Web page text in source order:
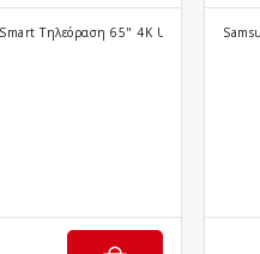
Τηλεόραση 65" 4K UHD Mini LED